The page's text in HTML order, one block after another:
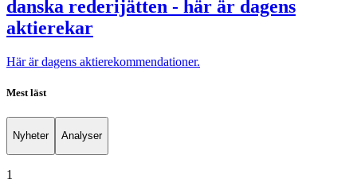
danska rederijätten - här är dagens
aktierekar
Här är dagens aktierekommendationer.
Mest läst
Nyheter Analyser
1